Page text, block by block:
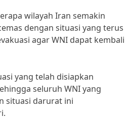
wilayah Iran semakin
dengan situasi yang terus
agar WNI dapat kembali
yang telah disiapkan
seluruh WNI yang
situasi darurat ini